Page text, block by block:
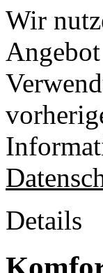
Wir
Details